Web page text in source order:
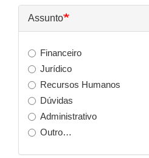
Assunto
Financeiro
Jurídico
Recursos Humanos
Dúvidas
Administrativo
Outro…